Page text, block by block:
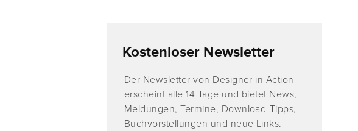
Kostenloser Newsletter
Der Newsletter von Designer in Action
erscheint alle 14 Tage und bietet News,
Meldungen, Termine, Download-Tipps,
Buchvorstellungen und neue Links.